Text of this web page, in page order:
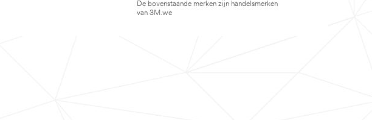
De bovenstaande merken zijn handelsmerken
van 3M.we